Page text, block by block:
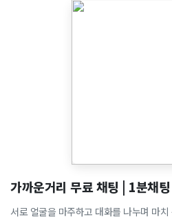
가까운거리 무료 채팅 | 1분채팅
서로 얼굴을 마주하고 대화를 나누며 마